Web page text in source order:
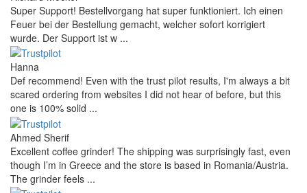
Super Support! Bestellvorgang hat super funktioniert. Ich einen
Feuer bei der Bestellung gemacht, welcher sofort korrigiert
wurde. Der Support ist w ...
Hanna
Def recommend! Even with the trust pilot results, I'm always a bit
scared ordering from websites I did not hear of before, but this
one is 100% solid ...
Ahmed Sherif
Excellent coffee grinder! The shipping was surprisingly fast, even
though I’m in Greece and the store is based in Romania/Austria.
The grinder feels ...